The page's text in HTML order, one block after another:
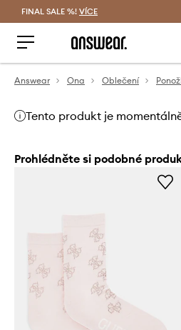
FINAL SALE %! VÍCE
Answear Ona Oblečení
Tento produkt je
Prohlédněte si podobné